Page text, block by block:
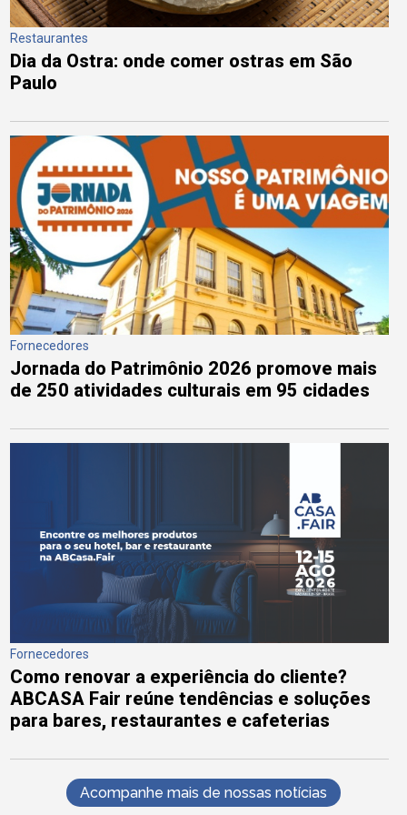
Restaurantes
Dia da Ostra: onde comer ostras em São
Paulo
Fornecedores
Jornada do Patrimônio 2026 promove mais
de 250 atividades culturais em 95 cidades
Fornecedores
Como renovar a experiência do cliente?
ABCASA Fair reúne tendências e soluções
para bares, restaurantes e cafeterias
Acompanhe mais de nossas notícias